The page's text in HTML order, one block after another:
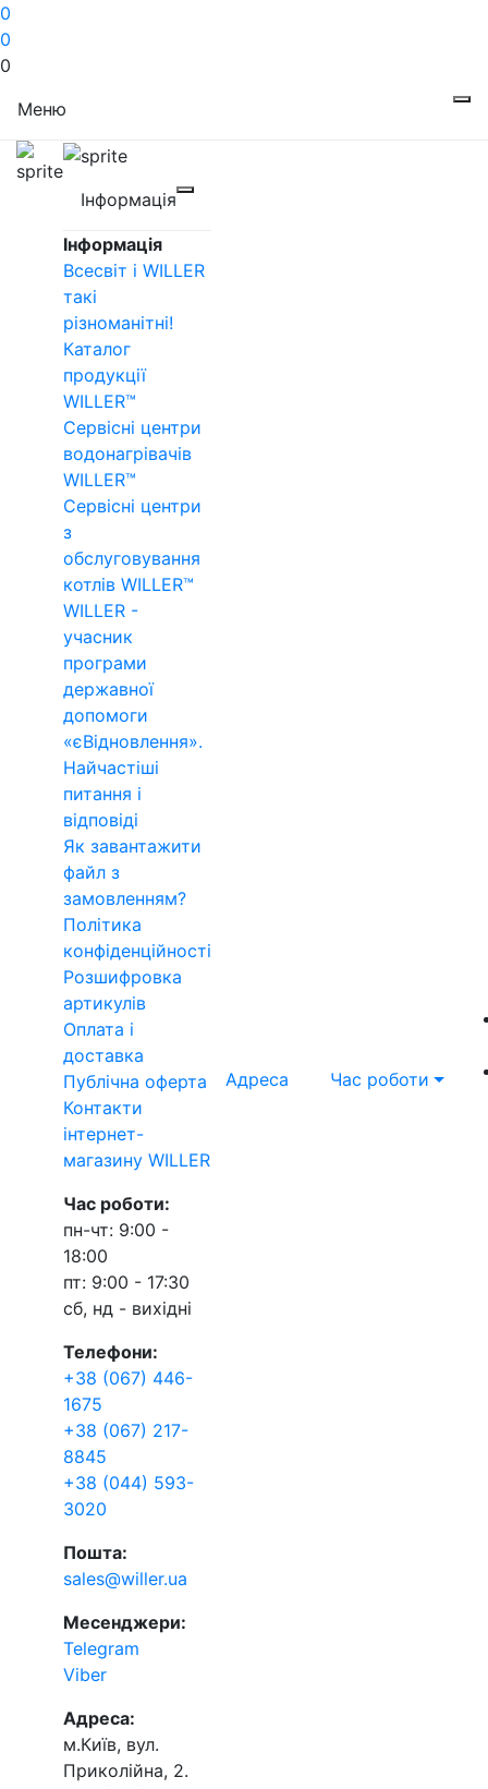
0
0
0
Меню
Інформація
Інформація
Всесвіт і WILLER
такі
різноманітні!
Каталог
продукції
WILLER™
Сервісні центри
водонагрівачів
WILLER™
Сервісні центри
з
обслуговування
котлів WILLER™
WILLER -
учасник
програми
державної
допомоги
«єВідновлення».
Найчастіші
питання і
відповіді
Як завантажити
файл з
замовленням?
Політика
конфіденційності
Розшифровка
артикулів
Оплата і
доставка
Публічна оферта
Контакти
інтернет-
магазину WILLER
Час роботи:
пн-чт: 9:00 -
18:00
пт: 9:00 - 17:30
сб, нд - вихідні
Телефони:
+38 (067) 446-
1675
+38 (067) 217-
8845
+38 (044) 593-
3020
Пошта:
sales@willer.ua
Месенджери:
Telegram
Viber
Адреса:
м.Київ, вул.
Приколійна, 2.
Адреса Час роботи